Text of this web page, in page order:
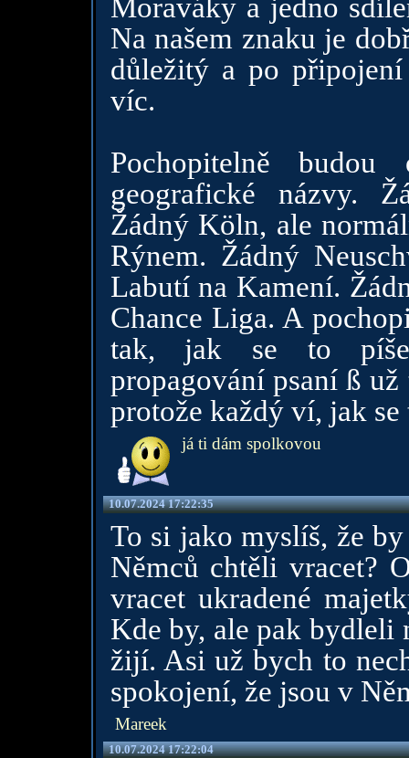
Moraváky a jedno
Na našem znaku je
důležitý a po
víc.
Pochopitelně budou
geografické názvy.
Žádný Köln, ale
Rýnem. Žádný
Labutí na Kamení.
Chance Liga. A
tak, jak se to píše
propagování psaní ß
protože každý ví, jak se
já ti dám spolkovou
10.07.2024 17:22:35
To si jako myslíš, že
Němců chtěli vracet?
vracet ukradené
Kde by, ale pak bydleli
žijí. Asi už bych to
spokojení, že jsou v
Mareek
10.07.2024 17:22:04